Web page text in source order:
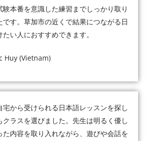
本番を意識した練習までしっかり取り
す。草加市の近くで結果につながる日
い人におすすめできます。
Huy (Vietnam)
から受けられる日本語レッスンを探し
クラスを選びました。先生は明るく優し
た内容を取り入れながら、遊びや会話を